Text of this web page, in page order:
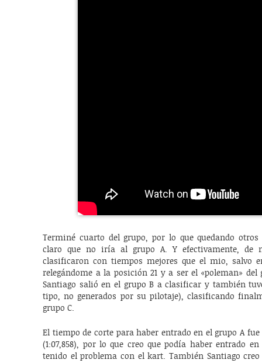
Terminé cuarto del grupo, por lo que quedando
claro que no iría al grupo A. Y efectivamente, de
clasificaron con tiempos mejores que el mio, salvo
relegándome a la posición 21 y a ser el «poleman»
Santiago salió en el grupo B a clasificar y también
tipo, no generados por su pilotaje), clasificando
grupo C.
El tiempo de corte para haber entrado en el grupo A fue
(1:07,858), por lo que creo que podía haber entrado
tenido el problema con el kart. También Santiago